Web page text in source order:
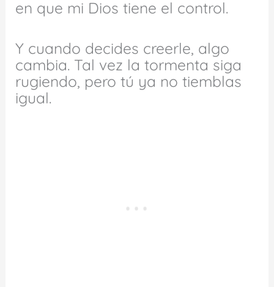
en que mi Dios tiene el control.
Y cuando decides creerle, algo
cambia. Tal vez la tormenta siga
rugiendo, pero tú ya no tiemblas
igual.